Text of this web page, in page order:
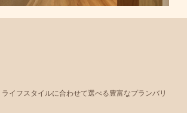
イフスタイルに合わせて選べる豊富なプランバリ